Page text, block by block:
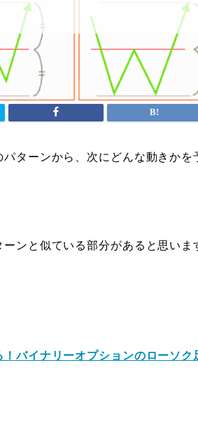
パターンから、 次にどんな動きかを
ーンと似ている部分があると思いま
バイナリーオプションのローソク